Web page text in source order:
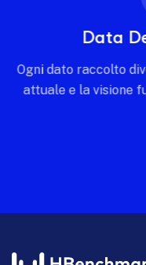
Costruisci una
stakeholder